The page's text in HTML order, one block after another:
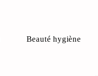
Beauté hygiène